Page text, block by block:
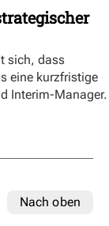
sich, dass
eine kurzfristige
Interim-Manager.
Nach oben